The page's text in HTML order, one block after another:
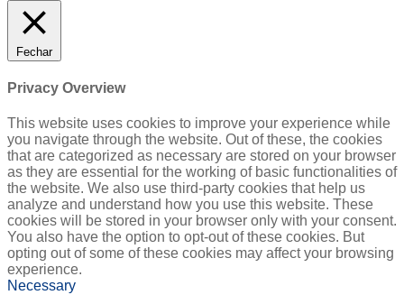
Fechar
Privacy Overview
This website uses cookies to improve your experience while
you navigate through the website. Out of these, the cookies
that are categorized as necessary are stored on your browser
as they are essential for the working of basic functionalities of
the website. We also use third-party cookies that help us
analyze and understand how you use this website. These
cookies will be stored in your browser only with your consent.
You also have the option to opt-out of these cookies. But
opting out of some of these cookies may affect your browsing
experience.
Necessary